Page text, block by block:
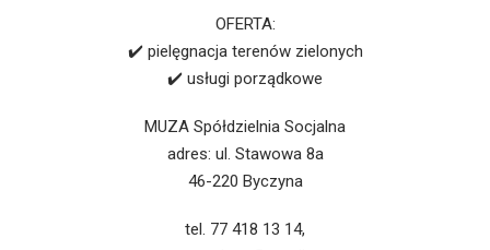
OFERTA:
✔️ pielęgnacja terenów zielonych
✔️ usługi porządkowe
MUZA Spółdzielnia Socjalna
adres: ul. Stawowa 8a
46-220 Byczyna
tel. 77 418 13 14,